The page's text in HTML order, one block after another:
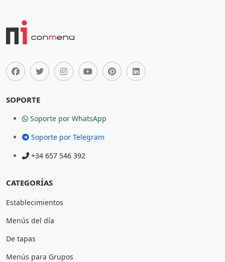
SOPORTE
Soporte por WhatsApp
Soporte por Telegram
+34 657 546 392
CATEGORÍAS
Establecimientos
Menús del día
De tapas
Menús para Grupos